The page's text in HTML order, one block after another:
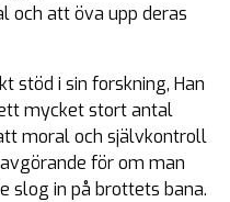
och att öva upp deras
stöd i sin forskning, Han
mycket stort antal
moral och självkontroll
för om man
slog in på brottets bana.